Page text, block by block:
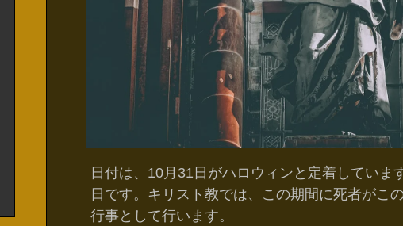
日付は、10月31日がハロウィンと定着していま
日です。キリスト教では、この期間に死者がこ
行事として行います。